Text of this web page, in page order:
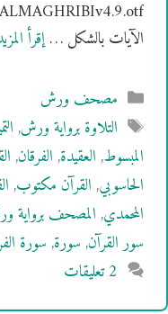
الآيات بالشكل …إقرأ
التصنيفات
مصحف ورش
الوسوم
التلاوة برواية ورش,
المبسوط,العقيدة,الفرقان,
الحاسوبي,القرآن مكتوب,
المحمدي,المصحف برواية
سور القرآن,سورة,سورة
2 تعليقات